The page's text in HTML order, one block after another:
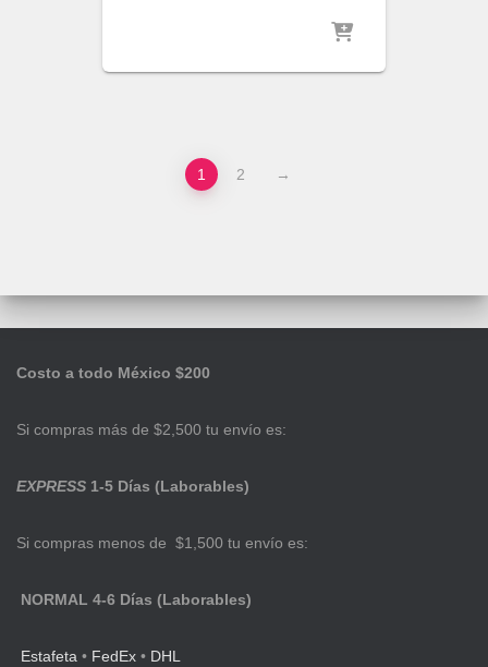
1 2 →
Costo a todo México $200
Si compras más de $2,500 tu envío es:
EXPRESS 1-5 Días (Laborables)
Si compras menos de $1,500 tu envío es:
NORMAL 4-6 Días (Laborables)
Estafeta • FedEx • DHL